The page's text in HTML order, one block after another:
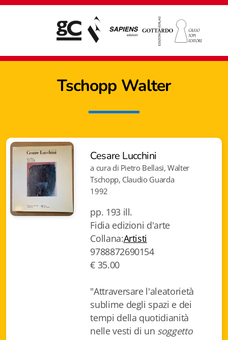
Tschopp Walter
Cesare Lucchini
a cura di Pietro Bellasi, Walter
Tschopp, Claudio Guarda
1992
pp. 193 ill.
Fidia edizioni d'arte
Collana:Artisti
9788872690154
€ 35.00
"Attraversare l'aleatorietà
sublime degli spazi e dei
tempi della quotidianità
nelle vesti di un soggetto
Giampiero Casagrande editore
Biblioteca letteraria Nord-Sud